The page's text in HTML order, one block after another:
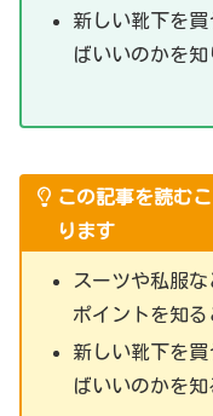
新しい靴下を
ばいいのかを知
この記事を読む
ります
スーツや私服
ポイントを知る
新しい靴下を
ばいいのかを